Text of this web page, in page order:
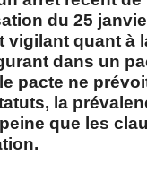
du 25
vigilant quant à
dans un
pacte ne
la
que les